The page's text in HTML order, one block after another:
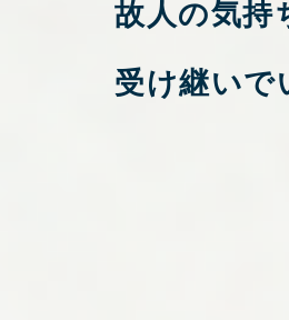
故人の気持
受け継いで